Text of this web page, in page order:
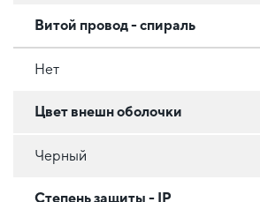
Витой провод - спираль
Нет
Цвет внешн оболочки
Черный
Степень защиты - IP